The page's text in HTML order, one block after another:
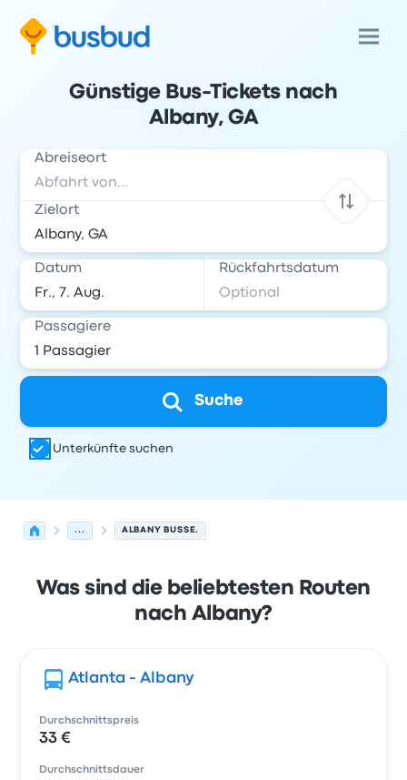
Günstige Bus-Tickets nach
Albany, GA
Abreiseort
Zielort
Datum Rückfahrtsdatum
Passagiere
Suche
Unterkünfte suchen
... ALBANY BUSSE.
Was sind die beliebtesten Routen
nach Albany?
Atlanta - Albany
Durchschnittspreis
33 €
Durchschnittsdauer